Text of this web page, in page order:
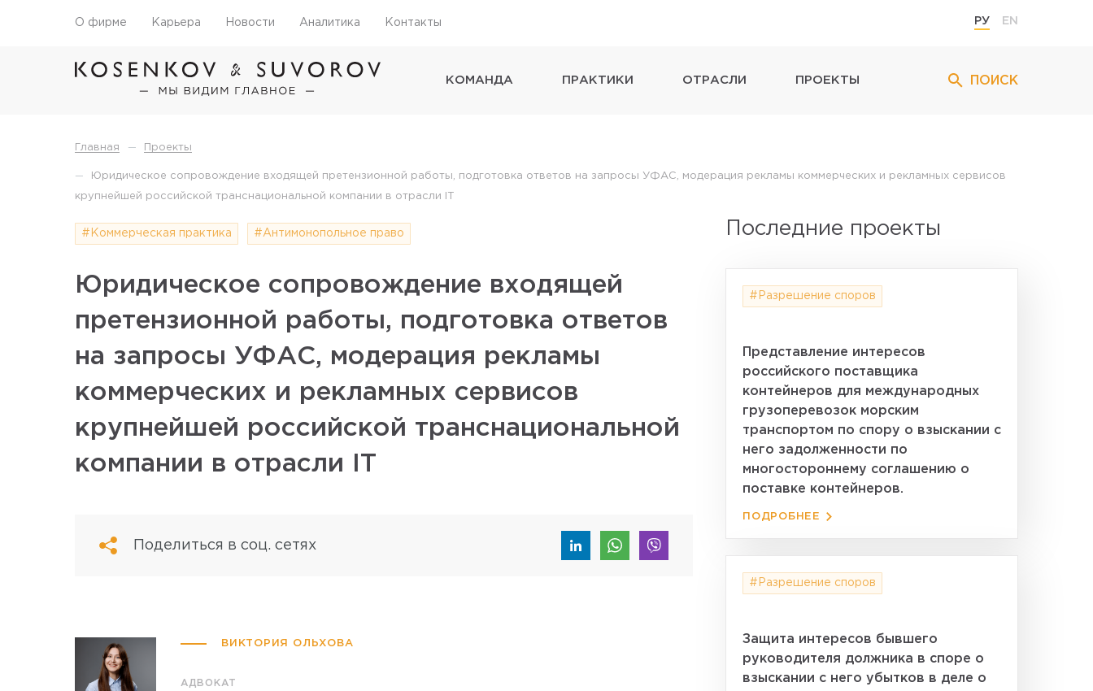
О фирме Карьера Новости Аналитика Контакты РУ EN
КОМАНДА ПРАКТИКИ ОТРАСЛИ ПРОЕКТЫ ПОИСК
Главная — Проекты
— Юридическое сопровождение входящей претензионной работы, подготовка ответов на запросы УФАС, модерация рекламы коммерческих и рекламных сервисов
крупнейшей российской транснациональной компании в отрасли IT
#Коммерческая практика #Антимонопольное право
Юридическое сопровождение входящей
претензионной работы, подготовка ответов
на запросы УФАС, модерация рекламы
коммерческих и рекламных сервисов
крупнейшей российской транснациональной
компании в отрасли IT
Поделиться в соц. сетях
ВИКТОРИЯ ОЛЬХОВА
АДВОКАТ
Последние проекты
#Разрешение споров
Представление интересов
российского поставщика
контейнеров для международных
грузоперевозок морским
транспортом по спору о взыскании с
него задолженности по
многостороннему соглашению о
поставке контейнеров.
ПОДРОБНЕЕ
#Разрешение споров
Защита интересов бывшего
руководителя должника в споре о
взыскании с него убытков в деле о